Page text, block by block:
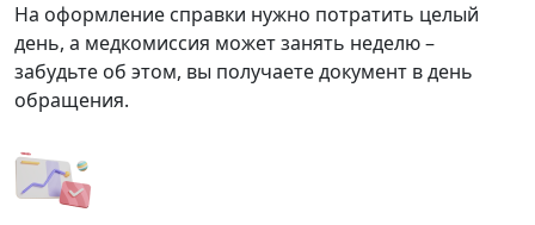
На оформление справки нужно потратить целый
день, а медкомиссия может занять неделю –
забудьте об этом, вы получаете документ в день
обращения.